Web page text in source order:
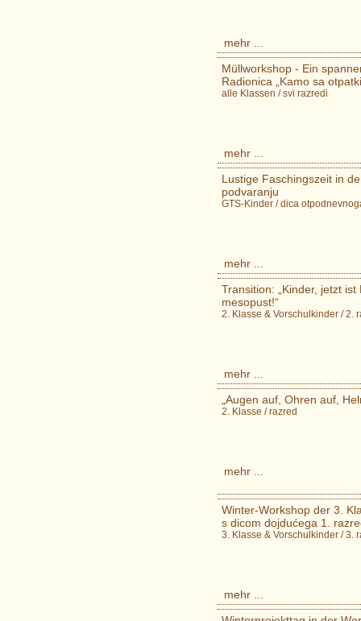
mehr ...
Müllworkshop - Ein
Radionica „Kamo sa
alle Klassen / svi razredi
mehr ...
Lustige Faschingszeit in
podvaranju
GTS-Kinder / dica
mehr ...
Transition: „Kinder, jetzt
mesopust!“
2. Klasse & Vorschulkinder / 2.
mehr ...
„Augen auf, Ohren auf,
2. Klasse / razred
mehr ...
Winter-Workshop der 3.
s dicom dojdućega 1.
3. Klasse & Vorschulkinder / 3.
mehr ...